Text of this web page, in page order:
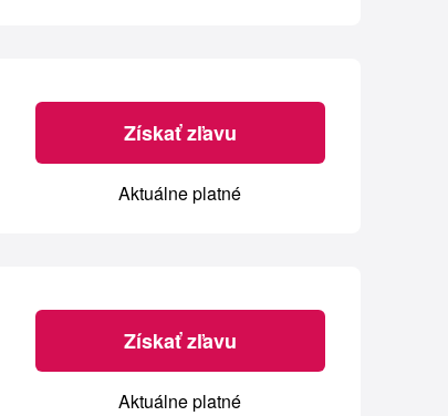
Získať zľavu
Aktuálne platné
Získať zľavu
Aktuálne platné